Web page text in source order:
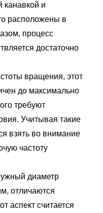
и
расположены в
процесс
достаточно
вращения, этот
до максимально
требуют
Учитывая такие
взять во внимание
частоту
диаметр
отличаются
аспект считается